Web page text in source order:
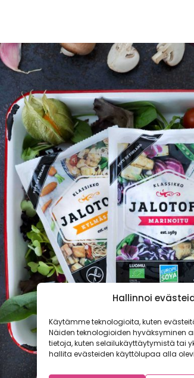
Hallinnoi
Käytämme teknologioita, kuten
Näiden teknologioiden hyväksyminen
tietoja, kuten selailukäyttäytymistä tai
hallita evästeiden käyttölupaa alla